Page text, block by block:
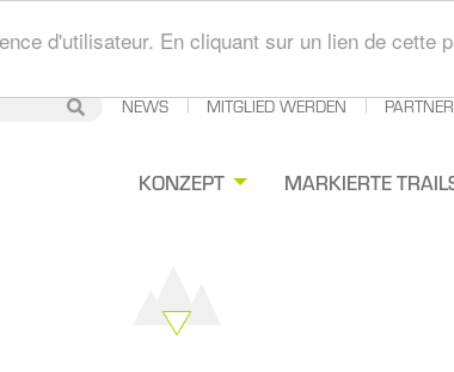
d'utilisateur. En cliquant sur un lien de cette
KONZEPT MARKIERTE
Suche
Secondary
NEWS MITGLIED WERDEN PARTNER